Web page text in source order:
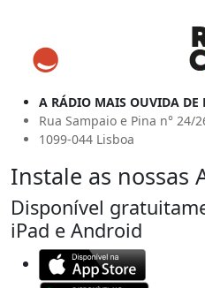
A RÁDIO MAIS OUVIDA DE
Rua Sampaio e Pina n° 24/
1099-044 Lisboa
Instale as nossas
Disponível
iPad e Android